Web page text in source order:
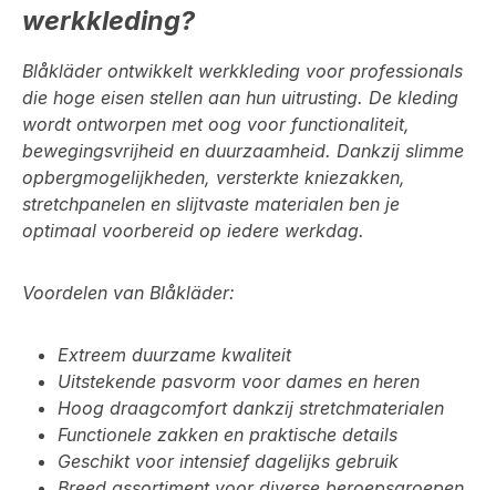
werkkleding?
Blåkläder ontwikkelt werkkleding voor professionals
die hoge eisen stellen aan hun uitrusting. De kleding
wordt ontworpen met oog voor functionaliteit,
bewegingsvrijheid en duurzaamheid. Dankzij slimme
opbergmogelijkheden, versterkte kniezakken,
stretchpanelen en slijtvaste materialen ben je
optimaal voorbereid op iedere werkdag.
Voordelen van Blåkläder:
Extreem duurzame kwaliteit
Uitstekende pasvorm voor dames en heren
Hoog draagcomfort dankzij stretchmaterialen
Functionele zakken en praktische details
Geschikt voor intensief dagelijks gebruik